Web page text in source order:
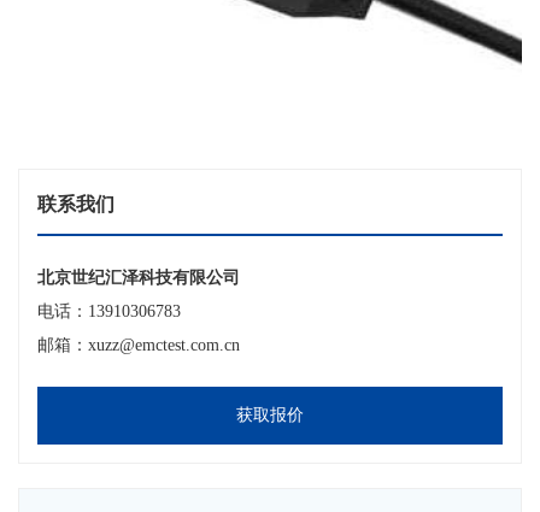
联系我们
北京世纪汇泽科技有限公司
电话：13910306783
邮箱：xuzz@emctest.com.cn
获取报价